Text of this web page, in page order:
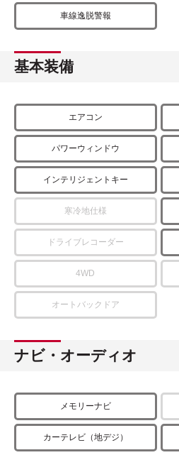
車線逸脱警報
基本装備
エアコン
パワーウィンドウ
インテリジェントキー
寒冷地仕様
ドライブレコーダー
4WD
オートバックドア
ナビ・オーディオ
メモリーナビ
カーテレビ（地デジ）